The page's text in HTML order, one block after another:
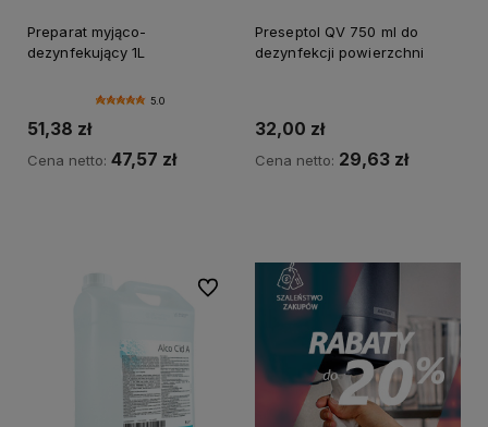
Preparat myjąco-
dezynfekujący 1L
5.0
51,38 zł
Cena netto: 47,57 zł
Preseptol QV 750 ml do
dezynfekcji powierzchni
32,00 zł
Cena netto: 29,63 zł
Do ulubionych